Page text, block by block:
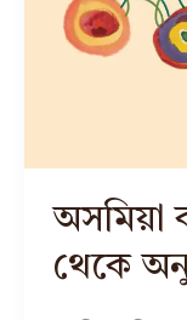
অসমিয়া
থেকে